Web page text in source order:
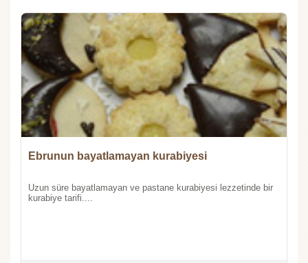
Ebrunun bayatlamayan kurabiyesi
Uzun süre bayatlamayan ve pastane kurabiyesi lezzetinde bir
kurabiye tarifi....